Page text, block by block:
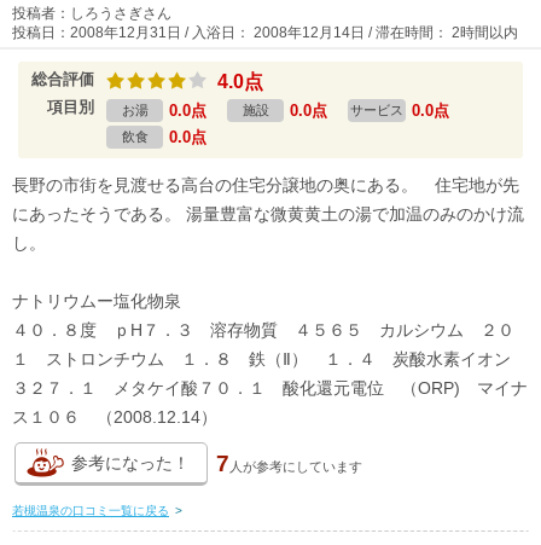
投稿者：しろうさぎさん
投稿日：2008年12月31日 / 入浴日： 2008年12月14日 / 滞在時間： 2時間以内
総合評価 4.0点
項目別 お湯 0.0点 施設 0.0点 サービス 0.0点
飲食 0.0点
長野の市街を見渡せる高台の住宅分譲地の奥にある。 住宅地が先
にあったそうである。 湯量豊富な微黄黄土の湯で加温のみのかけ流
し。
ナトリウムー塩化物泉
４０．８度 ｐH７．３ 溶存物質 ４５６５ カルシウム ２０
１ ストロンチウム １．８ 鉄（Ⅱ） １．４ 炭酸水素イオン
３２７．１ メタケイ酸７０．１ 酸化還元電位 （ORP) マイナ
ス１０６ （2008.12.14）
参考になった！ 7 人が参考にしています
若槻温泉の口コミ一覧に戻る >